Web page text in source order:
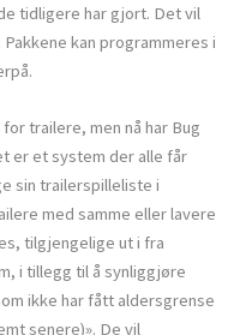
tidligere har gjort. Det vil
kan programmeres i
trailere, men nå har Bug
er et system der alle får
sin trailerspilleliste i
med samme eller lavere
tilgjengelige ut i fra
i tillegg til å synliggjøre
ikke har fått aldersgrense
senere)». De vil